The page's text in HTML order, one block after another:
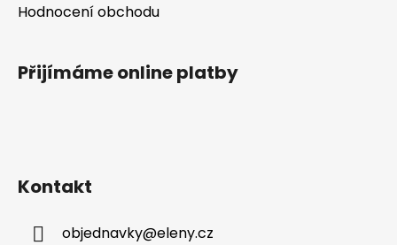
Hodnocení obchodu
Přijímáme online platby
Kontakt
objednavky@eleny.cz